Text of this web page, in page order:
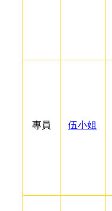
專員 伍小姐